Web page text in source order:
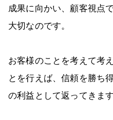
成果に向かい、顧客視点
大切なのです。
お客様のことを考えて考
とを行えば、信頼を勝ち
の利益として返ってきます